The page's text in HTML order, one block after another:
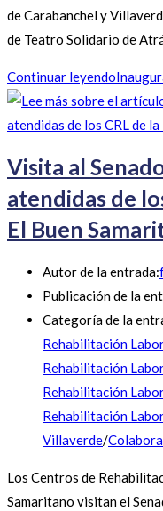
de Carabanchel y
de Teatro Solidario de
Continuar leyendo
Visita al
atendidas de
El Buen
Autor de la entrada:
Publicación de la
Categoría de la
Rehabilitación
Rehabilitación
Rehabilitación
Rehabilitación
Villaverde/
Los Centros de
Samaritano visitan el